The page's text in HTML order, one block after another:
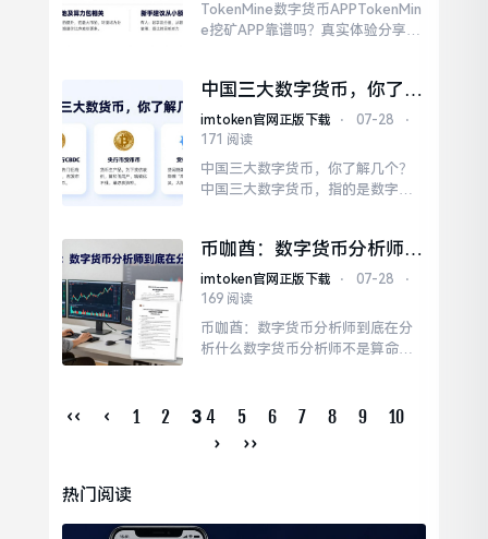
字货币不是人，更不是牛散，它只
是一个工具，用得好是财富，用...
TokenMine数字货币APPTokenMin
e挖矿APP靠谱吗？真实体验分享收
供了风险提示和收益预估功能，让
用户能更理性地看待挖矿这件事。
挖矿不是一夜暴富的捷径，TokenM
方式。如果你对数字...
中国三大数字货币，你了解
几个？
imtoken官网正版下载 ⋅ 07-28
⋅
171 阅读
中国三大数字货币，你了解几个？
中国三大数字货币，指的是数字人
同，数字人民币是法定货币的数字
化，不需要网络也能支付，安全性
更高。央行数字货币（CBDC）是一
币是法定数字货币的具体应用，而
法定数字货币又是央行数字...
币咖酋：数字货币分析师到
底在分析什么
imtoken官网正版下载 ⋅ 07-28
⋅
169 阅读
币咖酋：数字货币分析师到底在分
析什么数字货币分析师不是算命先
着价格波动。这一点在比特币和以
特币现货ETF通过前后的走势，无疑
‹‹ ‹ 1 2 3 4 5 6 7 8 9
10
›
››
热门阅读